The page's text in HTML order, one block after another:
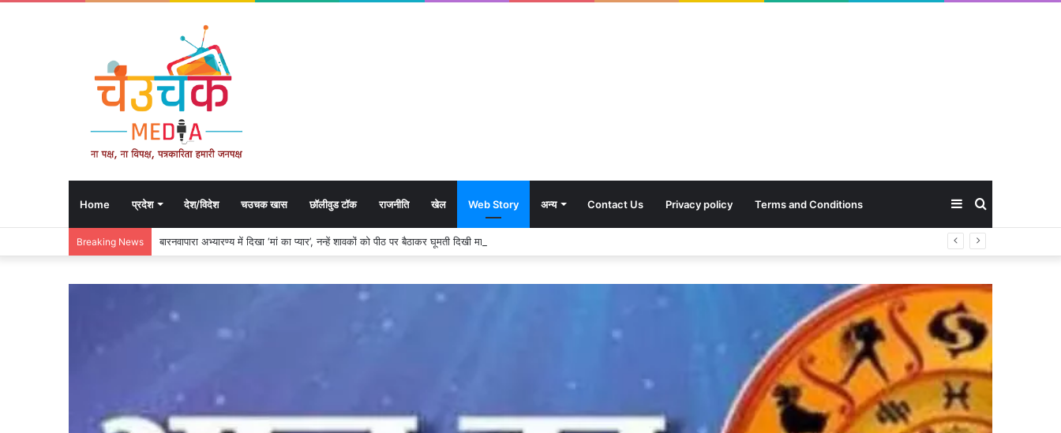
Home प्रदेश देश/विदेश चउचक खास छॉलीवुड टॉक राजनीति खेल Web Story अन्य Contact Us Privacy policy Terms and Conditions Sidebar
Breaking News बारनवापारा अभ्यारण्य में दिखा ‘मां का प्यार’, नन्हें शावकों को पीठ पर बैठाकर घूमती दिखी मादा भालू